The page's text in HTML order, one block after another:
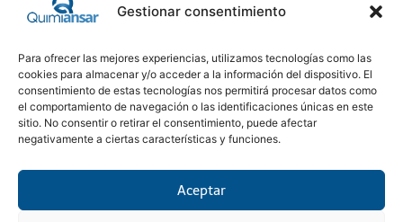
Gestionar consentimiento
Para ofrecer las mejores experiencias, utilizamos tecnologías como las
cookies para almacenar y/o acceder a la información del dispositivo. El
consentimiento de estas tecnologías nos permitirá procesar datos como
el comportamiento de navegación o las identificaciones únicas en este
sitio. No consentir o retirar el consentimiento, puede afectar
negativamente a ciertas características y funciones.
Aceptar
Tartessos, C.
C, nave 14
21610 San Juan
del Puerto,
Huelva